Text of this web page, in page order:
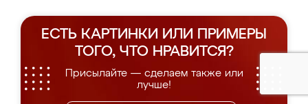
ЕСТЬ КАРТИНКИ ИЛИ ПРИМЕРЫ
ТОГО, ЧТО НРАВИТСЯ?
Присылайте — сделаем также или
лучше!